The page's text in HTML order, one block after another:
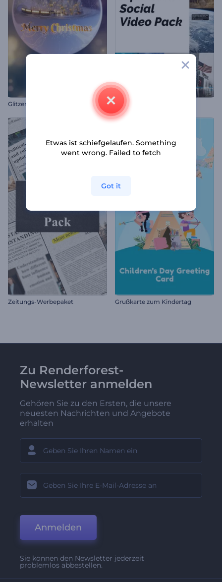
Glitzernde Weihnachten Typografie Informatives Sozialpaket
Zeitungs-Werbepaket Grußkarte zum Kindertag
Zu Renderforest-
Newsletter anmelden
Gehören Sie zu den Ersten, die unsere
neuesten Nachrichten und Angebote
erhalten
Anmelden
Sie können den Newsletter jederzeit
problemlos abbestellen.
Etwas ist schiefgelaufen. Something
went wrong. Failed to fetch
Got it